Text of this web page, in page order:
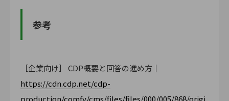
参考
［企業向け］ CDP概要と回答の進め方｜
https://cdn.cdp.net/cdp-